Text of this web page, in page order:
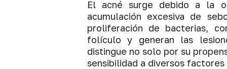
El acné surge debido a la
acumulación excesiva de
proliferación de bacterias,
folículo y generan las
distingue no solo por su
sensibilidad a diversos